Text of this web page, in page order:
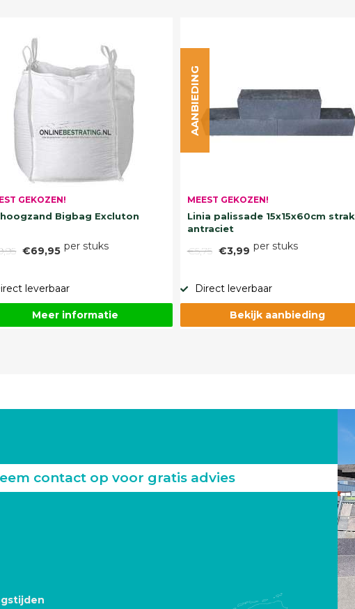
GEKOZEN!
Bigbag Excluton
€69,95 per stuks
leverbaar
Meer informatie
MEEST GEKOZEN!
Linia palissade 15x15x60cm strak
antraciet
€5,75 €3,99 per stuks
AANBIEDING
Direct leverbaar
Bekijk aanbieding
contact op voor gratis advies